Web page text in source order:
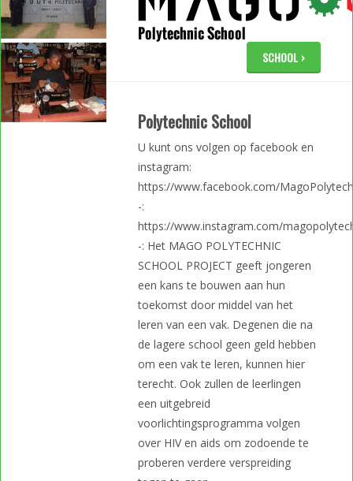
SCHOOL
Polytechnic School
U kunt ons volgen op facebook en
instagram:
https://www.facebook.com/
-:
https://www.instagram.com/
-: Het MAGO POLYTECHNIC
SCHOOL PROJECT geeft jongeren
een kans te bouwen aan hun
toekomst door middel van het
leren van een vak. Degenen die na
de lagere school geen geld hebben
om een vak te leren, kunnen hier
terecht. Ook zullen de leerlingen
een uitgebreid
voorlichtingsprogramma volgen
over HIV en aids om zodoende te
proberen verdere verspreiding